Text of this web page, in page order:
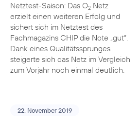
Netztest-Saison: Das O2Netz
erzielt einen weiteren Erfolg und
sichert sich im Netztest des
Fachmagazins CHIP die Note „gut“.
Dank eines Qualitätssprunges
steigerte sich das Netz im Vergleich
zum Vorjahr noch einmal deutlich.
22. November 2019